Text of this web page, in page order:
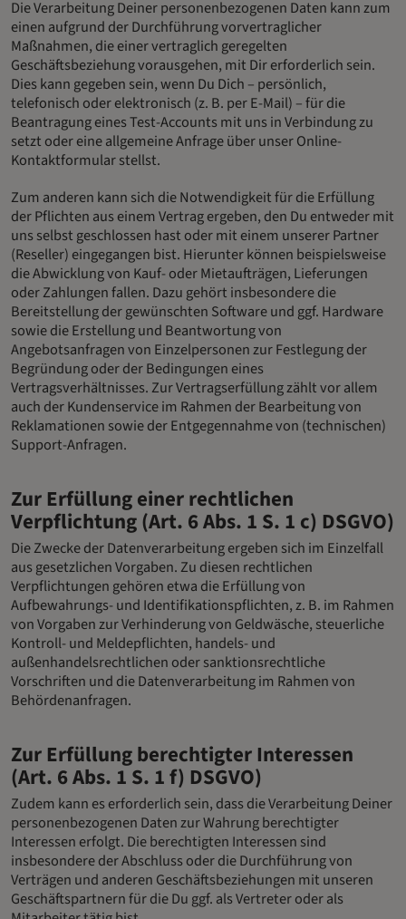
Die Verarbeitung Deiner personenbezogenen Daten kann zum
einen aufgrund der Durchführung vorvertraglicher
Maßnahmen, die einer vertraglich geregelten
Geschäftsbeziehung vorausgehen, mit Dir erforderlich sein.
Dies kann gegeben sein, wenn Du Dich – persönlich,
telefonisch oder elektronisch (z. B. per E-Mail) – für die
Beantragung eines Test-Accounts mit uns in Verbindung zu
setzt oder eine allgemeine Anfrage über unser Online-
Kontaktformular stellst.
Zum anderen kann sich die Notwendigkeit für die Erfüllung
der Pflichten aus einem Vertrag ergeben, den Du entweder mit
uns selbst geschlossen hast oder mit einem unserer Partner
(Reseller) eingegangen bist. Hierunter können beispielsweise
die Abwicklung von Kauf- oder Mietaufträgen, Lieferungen
oder Zahlungen fallen. Dazu gehört insbesondere die
Bereitstellung der gewünschten Software und ggf. Hardware
sowie die Erstellung und Beantwortung von
Angebotsanfragen von Einzelpersonen zur Festlegung der
Begründung oder der Bedingungen eines
Vertragsverhältnisses. Zur Vertragserfüllung zählt vor allem
auch der Kundenservice im Rahmen der Bearbeitung von
Reklamationen sowie der Entgegennahme von (technischen)
Support-Anfragen.
Zur Erfüllung einer rechtlichen
Verpflichtung (Art. 6 Abs. 1 S. 1 c) DSGVO)
Die Zwecke der Datenverarbeitung ergeben sich im Einzelfall
aus gesetzlichen Vorgaben. Zu diesen rechtlichen
Verpflichtungen gehören etwa die Erfüllung von
Aufbewahrungs- und Identifikationspflichten, z. B. im Rahmen
von Vorgaben zur Verhinderung von Geldwäsche, steuerliche
Kontroll- und Meldepflichten, handels- und
außenhandelsrechtlichen oder sanktionsrechtliche
Vorschriften und die Datenverarbeitung im Rahmen von
Behördenanfragen.
Zur Erfüllung berechtigter Interessen
(Art. 6 Abs. 1 S. 1 f) DSGVO)
Zudem kann es erforderlich sein, dass die Verarbeitung Deiner
personenbezogenen Daten zur Wahrung berechtigter
Interessen erfolgt. Die berechtigten Interessen sind
insbesondere der Abschluss oder die Durchführung von
Verträgen und anderen Geschäftsbeziehungen mit unseren
Geschäftspartnern für die Du ggf. als Vertreter oder als